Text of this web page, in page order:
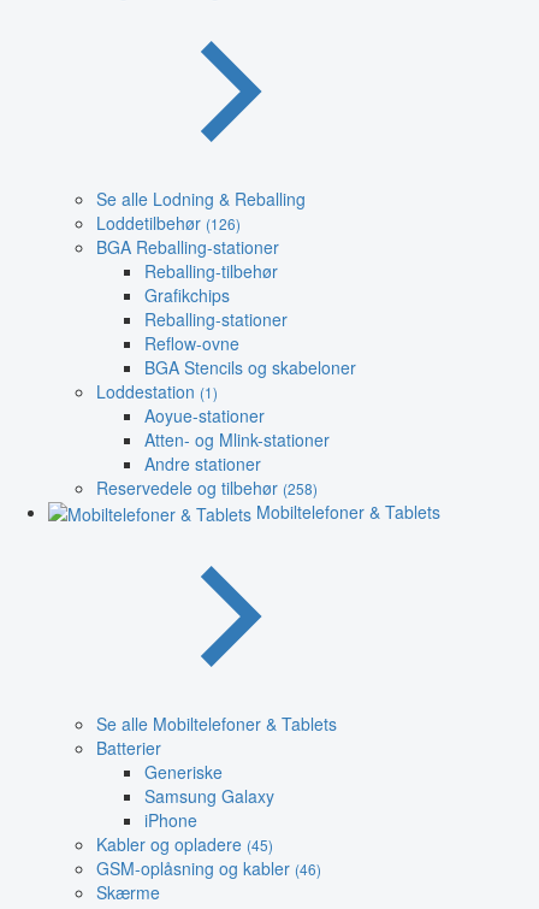
Se alle Lodning & Reballing
Loddetilbehør (126)
BGA Reballing-stationer
Reballing-tilbehør
Grafikchips
Reballing-stationer
Reflow-ovne
BGA Stencils og skabeloner
Loddestation (1)
Aoyue-stationer
Atten- og Mlink-stationer
Andre stationer
Reservedele og tilbehør (258)
Mobiltelefoner & Tablets
Se alle Mobiltelefoner & Tablets
Batterier
Generiske
Samsung Galaxy
iPhone
Kabler og opladere (45)
GSM-oplåsning og kabler (46)
Skærme